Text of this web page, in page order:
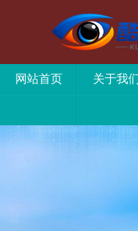
网站首页 关于我们